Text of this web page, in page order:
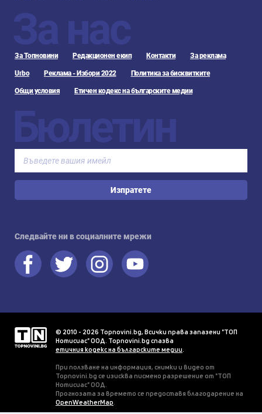
За нас
За Топновини Редакционен екип Контакти За реклама
Urbo Реклама - Избори 2022 Политика за бисквитките
Общи условия Етичен кодекс на българските медии
Бюлетин
Изпратете
Следвайте ни в социалните мрежи
© 2010 - 2026 Topnovini.bg, Всички права запазени "ТОП
Нотисиас" ООД. Topnovini.bg спазва
етичния кодекс на българските медии.
При ползване на информация, снимки и видео от
Topnovini.bg се изисква писмено разрешение от "ТОП
Нотисиас" ООД.
Прогнозата за времето се предоставя благодарение на
OpenWeatherMap.